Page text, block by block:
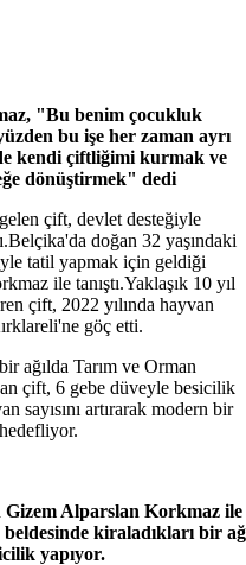
"Bu benim çocukluk
bu işe her zaman ayrı
kendi çiftliğimi kurmak ve
dönüştirmek" dedi
çift, devlet desteğiyle
doğan 32 yaşındaki
tatil yapmak için geldiği
ile tanıştı.Yaklaşık 10 yıl
çift, 2022 yılında hayvan
göç etti.
ağılda Tarım ve Orman
çift, 6 gebe düveyle besicilik
sayısını artırarak modern bir
Alparslan Korkmaz
kiraladıkları bir
yapıyor.